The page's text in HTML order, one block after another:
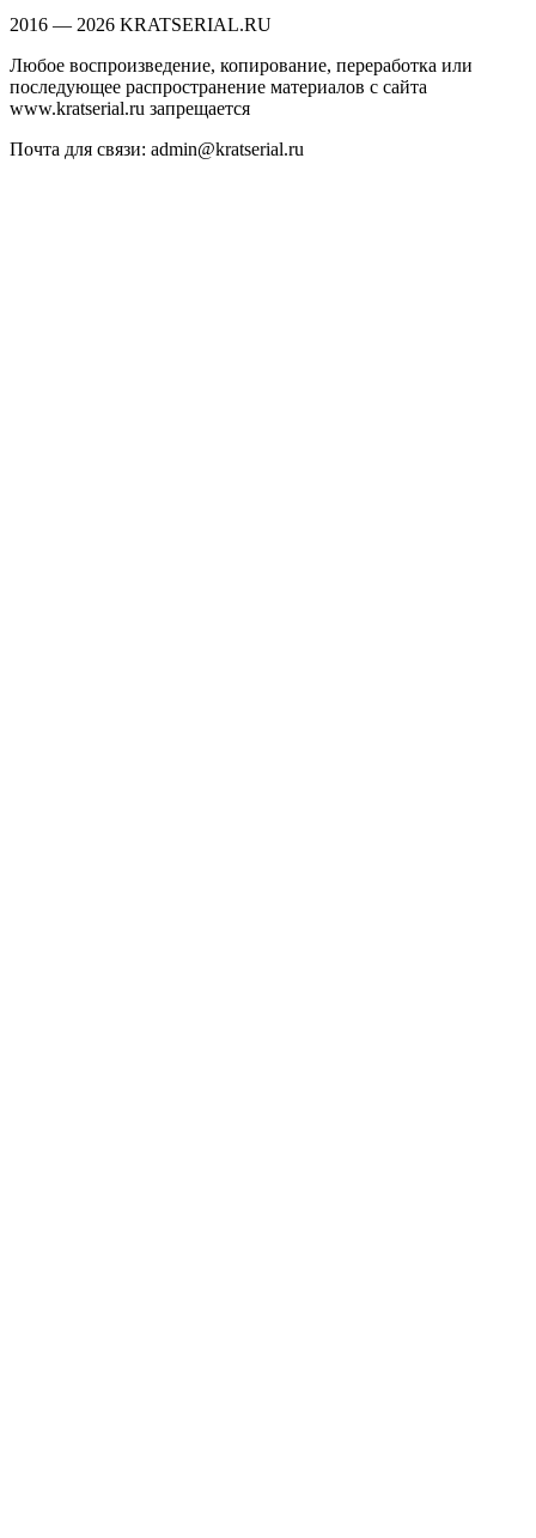
2016 — 2026 KRATSERIAL.RU
Любое воспроизведение, копирование, переработка или
последующее распространение материалов с сайта
www.kratserial.ru запрещается
Почта для связи: admin@kratserial.ru